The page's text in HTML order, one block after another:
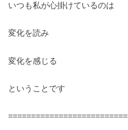
いつも私が心掛けているのは
変化を読み
変化を感じる
ということです